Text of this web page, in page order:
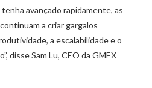
avançado rapidamente, as
a criar gargalos
a escalabilidade e o
disse Sam Lu, CEO da GMEX